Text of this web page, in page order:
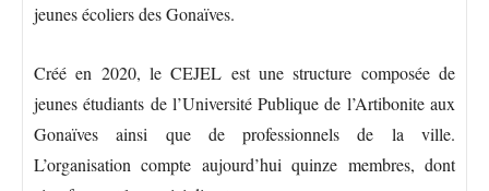
jeunes écoliers des Gonaïves.
Créé en 2020, le CEJEL est une structure composée de
jeunes étudiants de l’Université Publique de l’Artibonite aux
Gonaïves ainsi que de professionnels de la ville.
L’organisation compte aujourd’hui quinze membres, dont